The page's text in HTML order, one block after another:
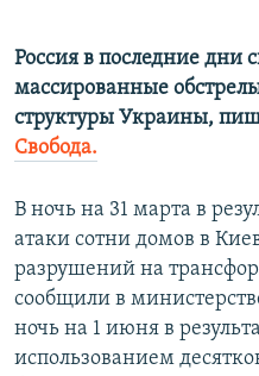
Россия в последние дни
массированные
структуры Украины,
Свобода.
В ночь на 31 марта в
атаки сотни домов в
разрушений на
сообщили в
ночь на 1 июня в
использованием